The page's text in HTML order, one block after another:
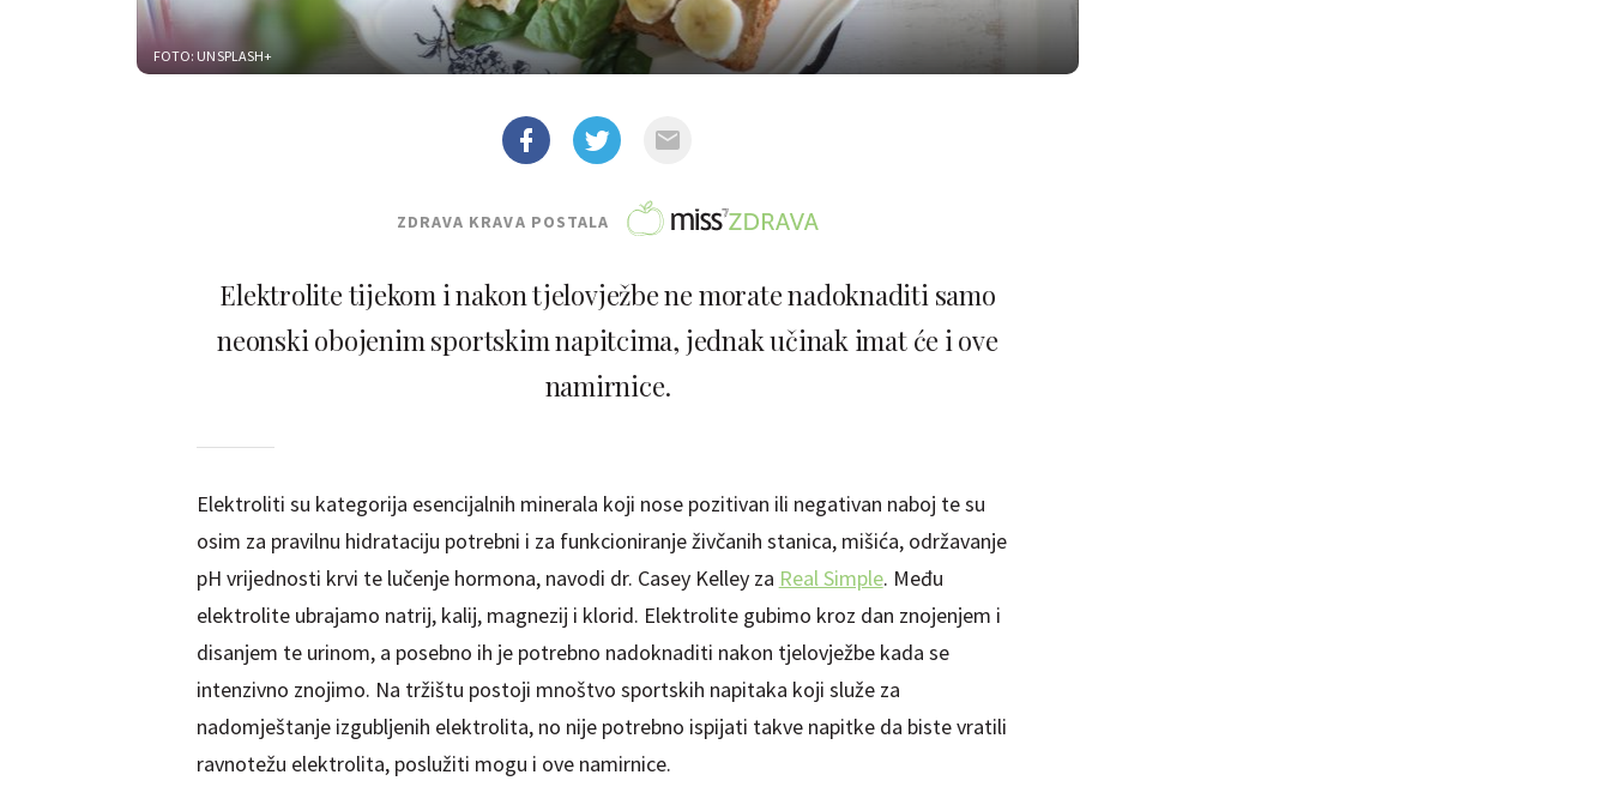
FOTO: UNSPLASH+
ZDRAVA KRAVA POSTALA
Elektrolite tijekom i nakon tjelovježbe ne morate nadoknaditi samo
neonski obojenim sportskim napitcima, jednak učinak imat će i ove
namirnice.
Elektroliti su kategorija esencijalnih minerala koji nose pozitivan ili negativan naboj te su
osim za pravilnu hidrataciju potrebni i za funkcioniranje živčanih stanica, mišića, održavanje
pH vrijednosti krvi te lučenje hormona, navodi dr. Casey Kelley za Real Simple. Među
elektrolite ubrajamo natrij, kalij, magnezij i klorid. Elektrolite gubimo kroz dan znojenjem i
disanjem te urinom, a posebno ih je potrebno nadoknaditi nakon tjelovježbe kada se
intenzivno znojimo. Na tržištu postoji mnoštvo sportskih napitaka koji služe za
nadomještanje izgubljenih elektrolita, no nije potrebno ispijati takve napitke da biste vratili
ravnotežu elektrolita, poslužiti mogu i ove namirnice.